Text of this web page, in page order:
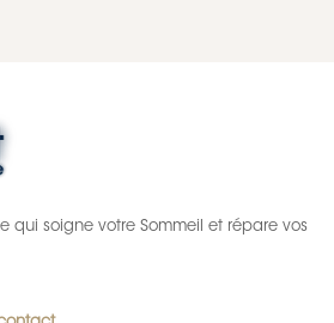
qui soigne votre Sommeil et répare vos